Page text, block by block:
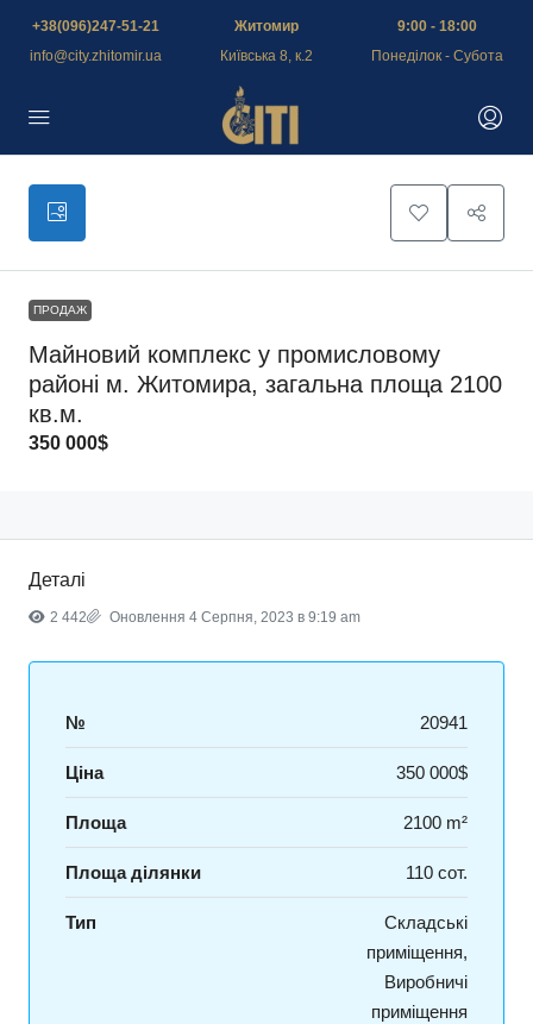
+38(096)247-51-21
info@city.zhitomir.ua
Житомир
Київська 8, к.2
9:00 - 18:00
Понеділок - Субота
ПРОДАЖ
Майновий комплекс у промисловому
районі м. Житомира, загальна площа 2100
кв.м.
350 000$
Деталі
2 442 Оновлення 4 Серпня, 2023 в 9:19 am
№ 20941
Ціна 350 000$
Площа 2100 m²
Площа ділянки 110 сот.
Тип
Складські
приміщення,
Виробничі
приміщення